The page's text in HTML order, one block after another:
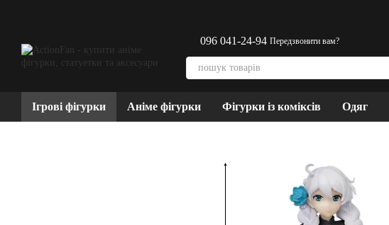
096 041-24-94 Передзвонити вам?
Ігрові фігурки Аніме фігурки Фігурки із коміксів Одяг